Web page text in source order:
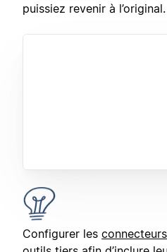
puissiez revenir à l’original.
Configurer les